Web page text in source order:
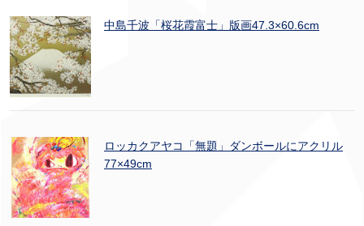
中島千波「桜花霞富士」版画47.3×60.6cm
ロッカクアヤコ「無題」ダンボールにアクリル
77×49cm